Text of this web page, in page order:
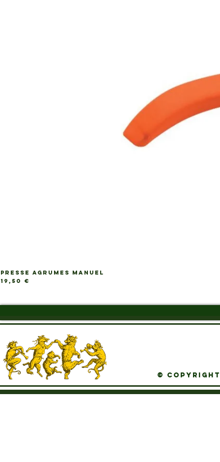
PRESSE AGRUMES MANUEL
Prix
19,50 €
© Copyright